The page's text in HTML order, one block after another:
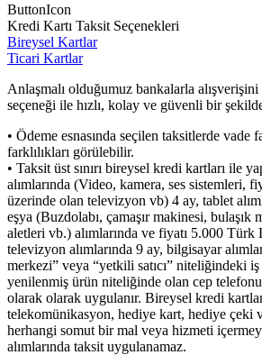
ButtonIcon
Kredi Kartı Taksit Seçenekleri
Bireysel Kartlar
Ticari Kartlar
Anlaşmalı olduğumuz bankalarla
seçeneği ile hızlı, kolay ve güvenli bir
• Ödeme esnasında seçilen taksitlerde vade
farklılıkları görülebilir.
• Taksit üst sınırı bireysel kredi kartları ile
alımlarında (Video, kamera, ses sistemleri,
üzerinde olan televizyon vb) 4 ay, tablet
eşya (Buzdolabı, çamaşır makinesi,
aletleri vb.) alımlarında ve fiyatı 5.000 Türk
televizyon alımlarında 9 ay, bilgisayar
merkezi” veya “yetkili satıcı” niteliğindeki
yenilenmiş ürün niteliğinde olan cep telefonu
olarak olarak uygulanır. Bireysel kredi
telekomünikasyon, hediye kart, hediye çeki
herhangi somut bir mal veya hizmeti
alımlarında taksit uygulanamaz.